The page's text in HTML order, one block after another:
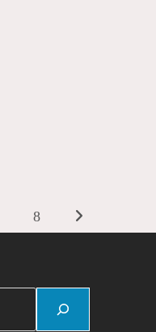
8 Zur nächsten